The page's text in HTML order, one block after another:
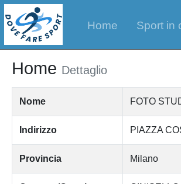
Home Sport in
Home Dettaglio
Nome FOTO
Indirizzo PIAZZA
Provincia Milano